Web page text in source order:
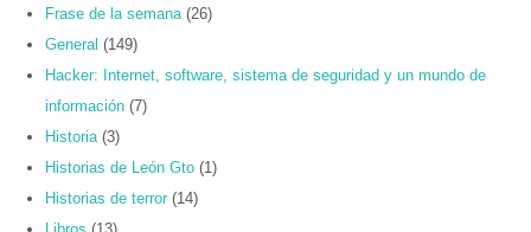
Frase de la semana (26)
General (149)
Hacker: Internet, software, sistema de seguridad y un mundo de
información (7)
Historia (3)
Historias de León Gto (1)
Historias de terror (14)